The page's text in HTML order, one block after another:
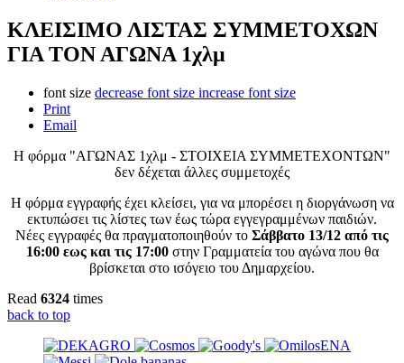
ΚΛΕΙΣΙΜΟ ΛΙΣΤΑΣ ΣΥΜΜΕΤΟΧΩΝ
ΓΙΑ ΤΟΝ ΑΓΩΝΑ 1χλμ
font size decrease font size increase font size
Print
Email
Η φόρμα "ΑΓΩΝΑΣ 1χλμ - ΣΤΟΙΧΕΙΑ ΣΥΜΜΕΤΕΧΟΝΤΩΝ"
δεν δέχεται άλλες συμμετοχές
Η φόρμα εγγραφής έχει κλείσει, για να μπορέσει η διοργάνωση να
εκτυπώσει τις λίστες των έως τώρα εγγεγραμμένων παιδιών.
Νέες εγγραφές θα πραγματοποιηθούν το Σάββατο 13/12 από τις
16:00 εως και τις 17:00στην Γραμματεία του αγώνα που θα
βρίσκεται στο ισόγειο του Δημαρχείου.
Read 6324 times
back to top